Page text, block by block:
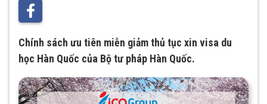
Chính sách ưu tiên miễn giảm thủ tục xin visa du
học Hàn Quốc của Bộ tư pháp Hàn Quốc.